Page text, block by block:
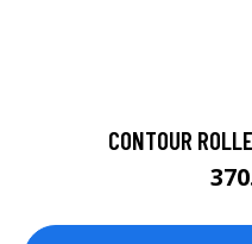
CONTOUR